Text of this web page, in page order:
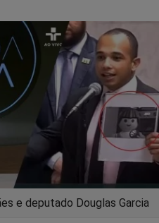
e deputado Douglas Garcia